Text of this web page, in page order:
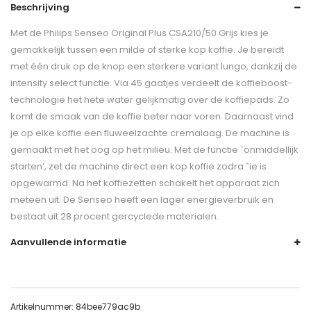
Beschrijving
Met de Philips Senseo Original Plus CSA210/50 Grijs kies je
gemakkelijk tussen een milde of sterke kop koffie. Je bereidt
met één druk op de knop een sterkere variant lungo, dankzij de
intensity select functie. Via 45 gaatjes verdeelt de koffieboost-
technologie het hete water gelijkmatig over de koffiepads. Zo
komt de smaak van de koffie beter naar voren. Daarnaast vind
je op elke koffie een fluweelzachte cremalaag. De machine is
gemaakt met het oog op het milieu. Met de functie `onmiddellijk
starten’, zet de machine direct een kop koffie zodra `ie is
opgewarmd. Na het koffiezetten schakelt het apparaat zich
meteen uit. De Senseo heeft een lager energieverbruik en
bestaat uit 28 procent gercyclede materialen.
Aanvullende informatie
Artikelnummer: 84bee779ac9b